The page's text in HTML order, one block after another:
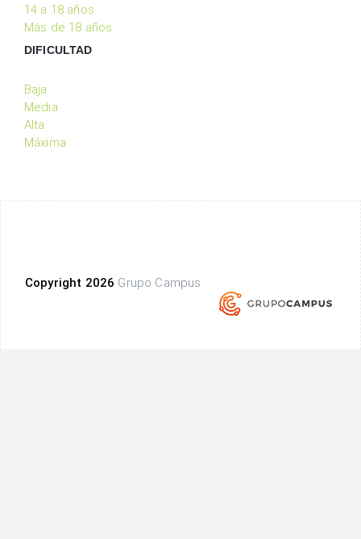
14 a 18 años
Más de 18 años
DIFICULTAD
Baja
Media
Alta
Máxima
Copyright 2026 Grupo Campus